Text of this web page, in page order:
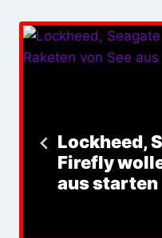
Lockheed,
Firefly
aus starten